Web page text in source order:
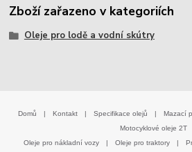
Zboží zařazeno v kategoriích
Oleje pro lodě a vodní skútry
Domů | Kontakt | Specifikace olejů | Mazací
Motocyklové oleje 2T
Oleje pro nákladní vozy
| Oleje pro traktory |